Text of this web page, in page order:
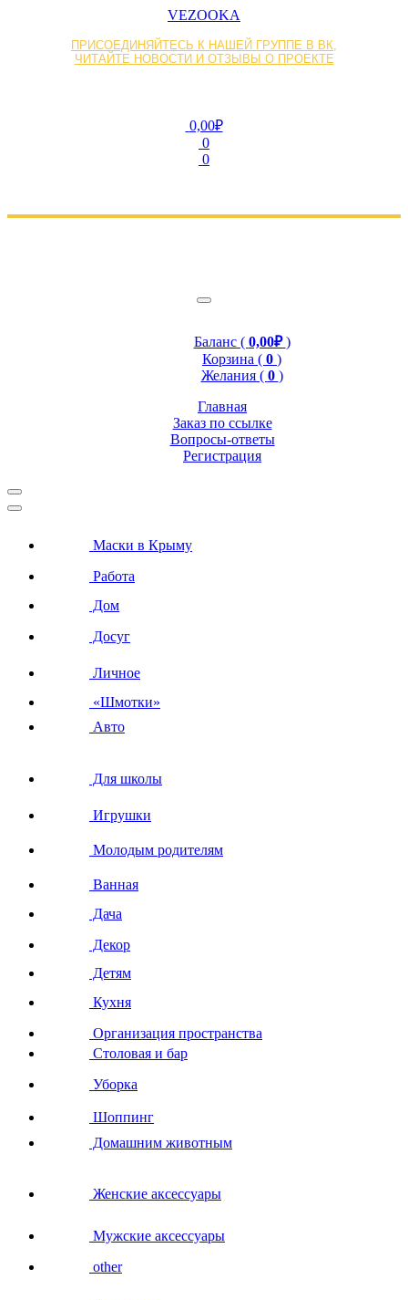
VEZOOKA
ПРИСОЕДИНЯЙТЕСЬ К НАШЕЙ ГРУППЕ В ВК,
ЧИТАЙТЕ НОВОСТИ И ОТЗЫВЫ О ПРОЕКТЕ
0,00₽
0
0
Баланс ( 0,00₽)
Корзина ( 0 )
Желания ( 0 )
Главная
Заказ по ссылке
Вопросы-ответы
Регистрация
Маски в Крыму
Работа
Дом
Досуг
Личное
«Шмотки»
Авто
Для школы
Игрушки
Молодым родителям
Ванная
Дача
Декор
Детям
Кухня
Организация пространства
Столовая и бар
Уборка
Шоппинг
Домашним животным
Женские аксессуары
Мужские аксессуары
other